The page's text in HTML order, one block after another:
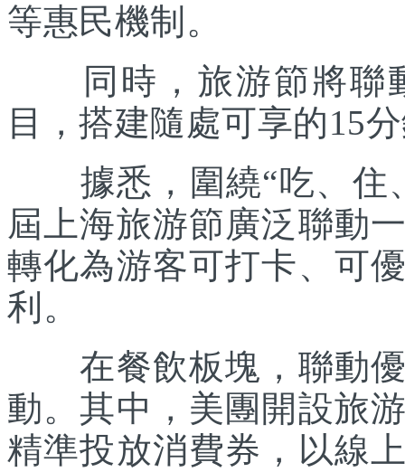
等惠民機制。
同時，旅游節將聯
目，搭建隨處可享的15
據悉，圍繞“吃、住
屆上海旅游節廣泛聯動
轉化為游客可打卡、可
利。
在餐飲板塊，聯動優
動。其中，美團開設旅
精準投放消費券，以線